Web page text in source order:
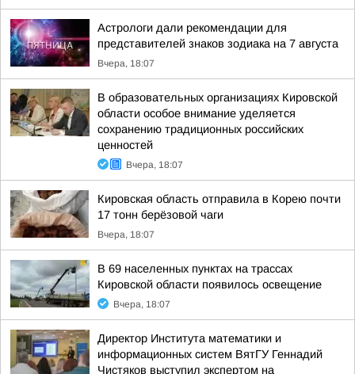
Астрологи дали рекомендации для
представителей знаков зодиака на 7 августа
Вчера, 18:07
В образовательных организациях Кировской
области особое внимание уделяется
сохранению традиционных российских
ценностей
Вчера, 18:07
Кировская область отправила в Корею почти
17 тонн берёзовой чаги
Вчера, 18:07
В 69 населенных пунктах на трассах
Кировской области появилось освещение
Вчера, 18:07
Директор Института математики и
информационных систем ВятГУ Геннадий
Чистяков выступил экспертом на